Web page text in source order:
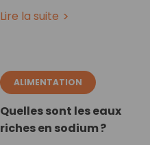
Lire la suite
ALIMENTATION
Quelles sont les eaux
riches en sodium ?